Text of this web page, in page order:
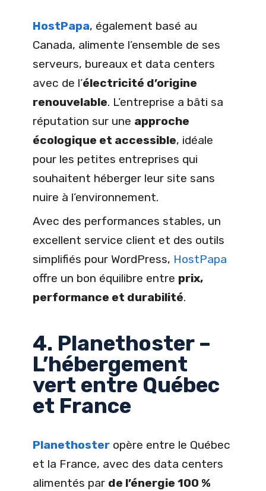
HostPapa, également basé au
Canada, alimente l’ensemble de ses
serveurs, bureaux et data centers
avec de l’électricité d’origine
renouvelable. L’entreprise a bâti sa
réputation sur une approche
écologique et accessible, idéale
pour les petites entreprises qui
souhaitent héberger leur site sans
nuire à l’environnement.
Avec des performances stables, un
excellent service client et des outils
simplifiés pour WordPress, HostPapa
offre un bon équilibre entre prix,
performance et durabilité.
4. Planethoster –
L’hébergement
vert entre Québec
et France
Planethoster opère entre le Québec
et la France, avec des data centers
alimentés par de l’énergie 100 %